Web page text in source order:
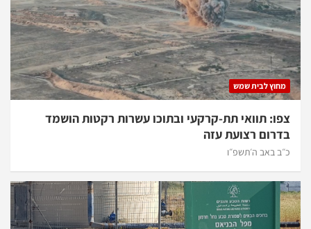
מחוץ לבית שמש
צפו: תוואי תת-קרקעי ובתוכו עשרות רקטות הושמד
בדרום רצועת עזה
כ״ב באב ה׳תשפ״ו